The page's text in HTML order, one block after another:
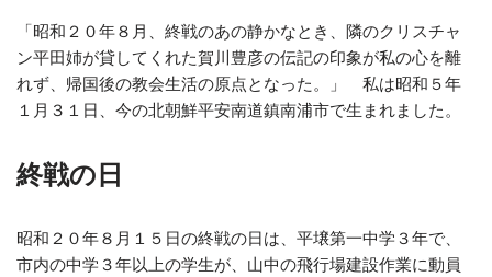
「昭和２０年８月、終戦のあの静かなとき、隣のクリスチャ
ン平田姉が貸してくれた賀川豊彦の伝記の印象が私の心を離
れず、帰国後の教会生活の原点となった。」 私は昭和５年
１月３１日、今の北朝鮮平安南道鎮南浦市で生まれました。
終戦の日
昭和２０年８月１５日の終戦の日は、平壌第一中学３年で、
市内の中学３年以上の学生が、山中の飛行場建設作業に動員